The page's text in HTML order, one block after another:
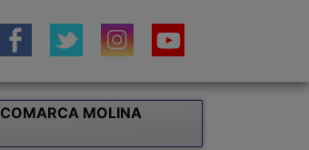
COMARCA MOLINA